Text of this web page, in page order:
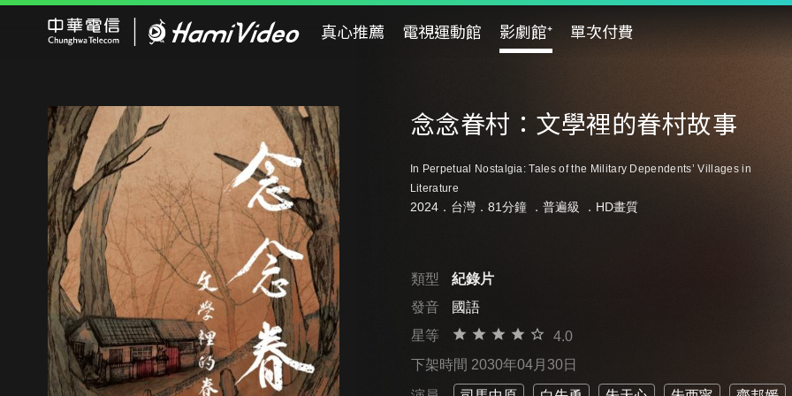
真心推薦 電視運動館 影劇館⁺ 單次付費
念念眷村：文學裡的眷村故事
In Perpetual Nostalgia: Tales of the Military Dependents’ Villages in
Literature
2024．台灣．81分鐘 ． 普遍級 ．HD畫質
類型
紀錄片
發音
國語
星等
4.0
下架時間 2030年04月30日